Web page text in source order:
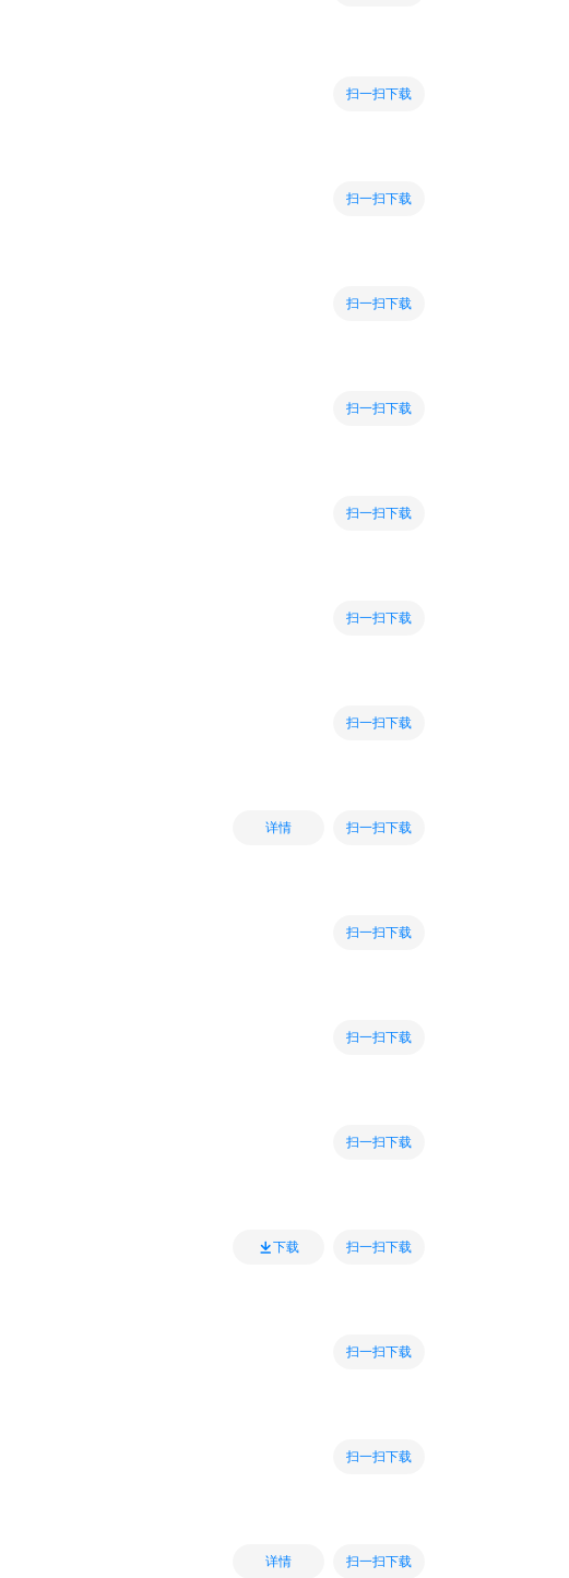
扫一扫下载
扫一扫下载
扫一扫下载
扫一扫下载
扫一扫下载
扫一扫下载
扫一扫下载
详情 扫一扫下载
扫一扫下载
扫一扫下载
扫一扫下载
下载 扫一扫下载
扫一扫下载
扫一扫下载
详情 扫一扫下载